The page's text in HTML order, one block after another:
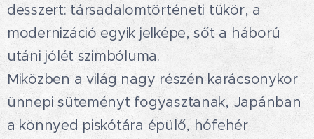
desszert: társadalomtörténeti tükör, a
modernizáció egyik jelképe, sőt a háború
utáni jólét szimbóluma.✨
Miközben a világ nagy részén karácsonykor
ünnepi süteményt fogyasztanak, Japánban
a könnyed piskótára épülő, hófehér